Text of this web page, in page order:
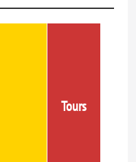
Tours